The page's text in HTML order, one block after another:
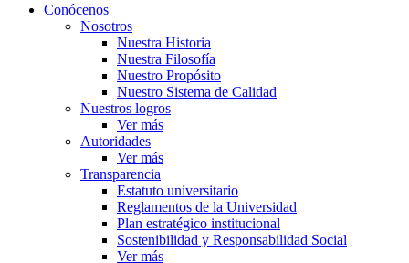
search
Menu
Conócenos
Nosotros
Nuestra Historia
Nuestra Filosofía
Nuestro Propósito
Nuestro Sistema de Calidad
Nuestros logros
Ver más
Autoridades
Ver más
Transparencia
Estatuto universitario
Reglamentos de la Universidad
Plan estratégico institucional
Sostenibilidad y Responsabilidad Social
Ver más